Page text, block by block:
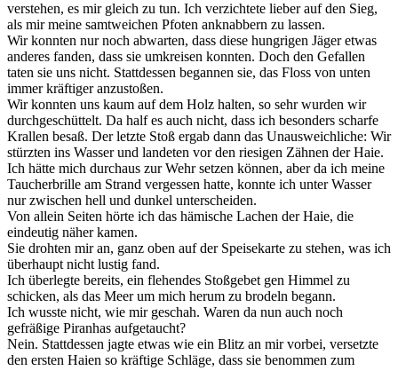
verstehen, es mir gleich zu tun. Ich verzichtete lieber auf den Sieg,
als mir meine samtweichen Pfoten anknabbern zu lassen.
Wir konnten nur noch abwarten, dass diese hungrigen Jäger etwas
anderes fanden, dass sie umkreisen konnten. Doch den Gefallen
taten sie uns nicht. Stattdessen begannen sie, das Floss von unten
immer kräftiger anzustoßen.
Wir konnten uns kaum auf dem Holz halten, so sehr wurden wir
durchgeschüttelt. Da half es auch nicht, dass ich besonders scharfe
Krallen besaß. Der letzte Stoß ergab dann das Unausweichliche: Wir
stürzten ins Wasser und landeten vor den riesigen Zähnen der Haie.
Ich hätte mich durchaus zur Wehr setzen können, aber da ich meine
Taucherbrille am Strand vergessen hatte, konnte ich unter Wasser
nur zwischen hell und dunkel unterscheiden.
Von allein Seiten hörte ich das hämische Lachen der Haie, die
eindeutig näher kamen.
Sie drohten mir an, ganz oben auf der Speisekarte zu stehen, was ich
überhaupt nicht lustig fand.
Ich überlegte bereits, ein flehendes Stoßgebet gen Himmel zu
schicken, als das Meer um mich herum zu brodeln begann.
Ich wusste nicht, wie mir geschah. Waren da nun auch noch
gefräßige Piranhas aufgetaucht?
Nein. Stattdessen jagte etwas wie ein Blitz an mir vorbei, versetzte
den ersten Haien so kräftige Schläge, dass sie benommen zum